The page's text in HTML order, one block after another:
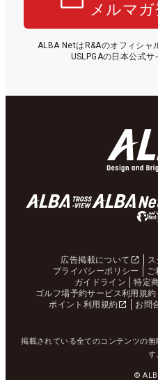
メルマ
ALBA NetはR&Aのオフィシャ
USLPGAの日本公式サ
広告掲載について
プライバシーポリシー
ご
ガイドライン
特定
ゴルフ場予約サービス利用規約
ポイント利用規約
お問
掲載されている全てのコンテンツの
す
©